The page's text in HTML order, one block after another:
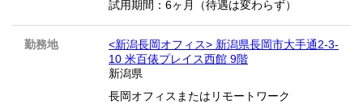
試用期間：6ヶ月（待遇は変わらず）
勤務地
<新潟長岡オフィス> 新潟県長岡市大手通2-3-
10 米百俵プレイス西館 9階
新潟県
長岡オフィスまたはリモートワーク